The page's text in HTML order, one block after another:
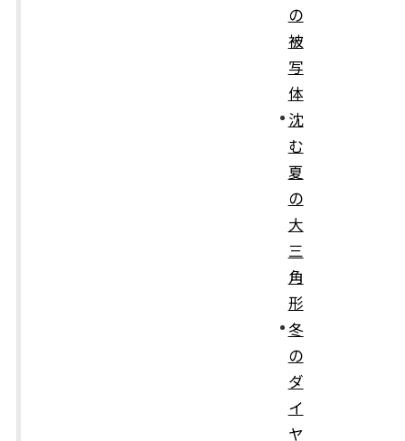
の
被
写
体
沈
む
夏
の
大
三
角
形
冬
の
ダ
イ
ヤ